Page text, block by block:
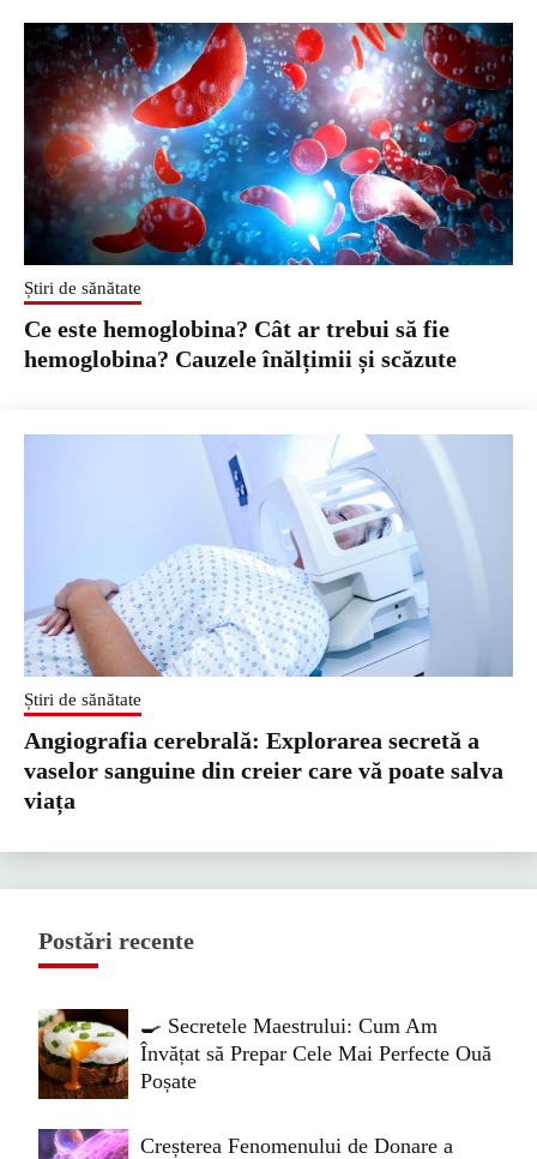
Știri de sănătate
Ce este hemoglobina? Cât ar trebui să fie
hemoglobina? Cauzele înălțimii și scăzute
Știri de sănătate
Angiografia cerebrală: Explorarea secretă a
vaselor sanguine din creier care vă poate salva
viața
Postări recente
🍳 Secretele Maestrului: Cum Am
Învățat să Prepar Cele Mai Perfecte Ouă
Poșate
Creșterea Fenomenului de Donare a